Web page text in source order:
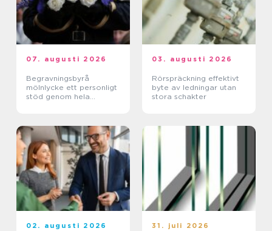
07. augusti 2026
Begravningsbyrå
mölnlycke ett personligt
stöd genom hela
03. augusti 2026
Rörspräckning effektivt
byte av ledningar utan
stora schakter
02. augusti 2026 31. juli 2026